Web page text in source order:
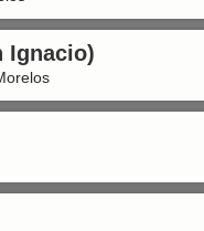
Ignacio)